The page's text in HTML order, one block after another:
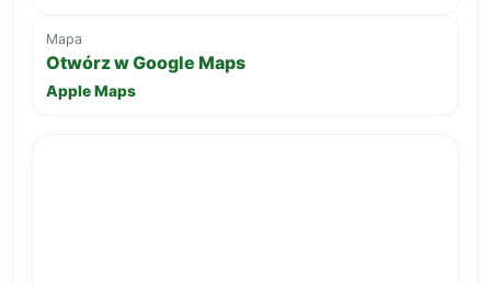
Mapa
Otwórz w Google Maps
Apple Maps